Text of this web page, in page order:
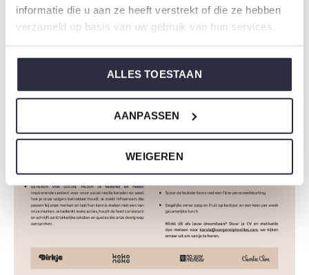
informatie die u aan ze heeft verstrekt of die ze hebben
verzameld op basis van uw gebruik van hun services.
ALLES TOESTAAN
AANPASSEN
WEIGEREN